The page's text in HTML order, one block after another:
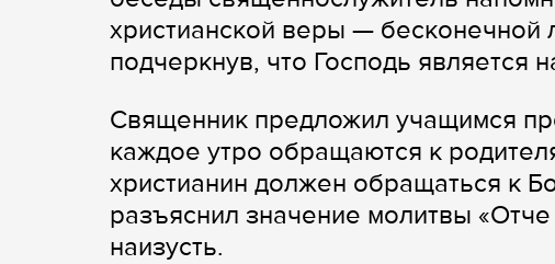
христианской веры — бесконечной
подчеркнув, что Господь
Священник предложил учащимся
каждое утро обращаются к
христианин должен обращаться к
разъяснил значение молитвы
наизусть.